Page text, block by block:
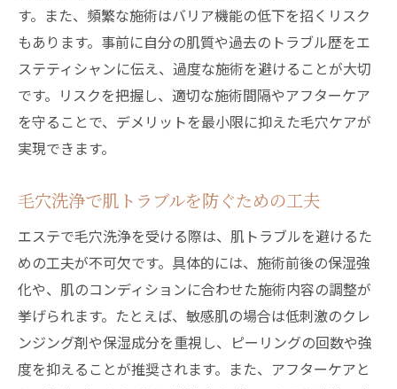
す。また、頻繁な施術はバリア機能の低下を招くリスク
もあります。事前に自分の肌質や過去のトラブル歴をエ
ステティシャンに伝え、過度な施術を避けることが大切
です。リスクを把握し、適切な施術間隔やアフターケア
を守ることで、デメリットを最小限に抑えた毛穴ケアが
実現できます。
毛穴洗浄で肌トラブルを防ぐための工夫
エステで毛穴洗浄を受ける際は、肌トラブルを避けるた
めの工夫が不可欠です。具体的には、施術前後の保湿強
化や、肌のコンディションに合わせた施術内容の調整が
挙げられます。たとえば、敏感肌の場合は低刺激のクレ
ンジング剤や保湿成分を重視し、ピーリングの回数や強
度を抑えることが推奨されます。また、アフターケアと